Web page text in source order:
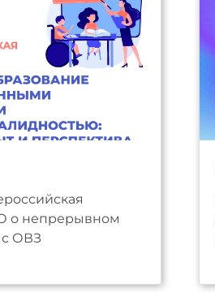
о непрерывном
ОВЗ